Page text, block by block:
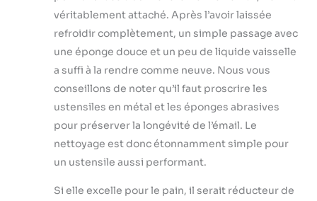
véritablement attaché. Après l’avoir laissée
refroidir complètement, un simple passage avec
une éponge douce et un peu de liquide vaisselle
a suffi à la rendre comme neuve. Nous vous
conseillons de noter qu’il faut proscrire les
ustensiles en métal et les éponges abrasives
pour préserver la longévité de l’émail. Le
nettoyage est donc étonnamment simple pour
un ustensile aussi performant.
Si elle excelle pour le pain, il serait réducteur de